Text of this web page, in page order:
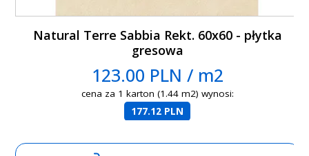
Natural Terre Sabbia Rekt. 60x60 - płytka
gresowa
123.00 PLN / m2
cena za 1 karton (1.44 m2) wynosi:
177.12 PLN